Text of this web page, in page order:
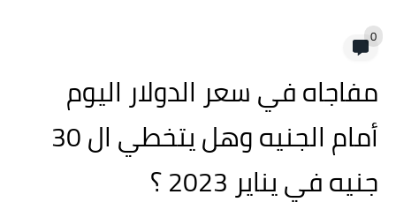
0
مفاجاه في سعر الدولار اليوم
أمام الجنيه وهل يتخطي ال 30
جنيه في يناير 2023 ؟